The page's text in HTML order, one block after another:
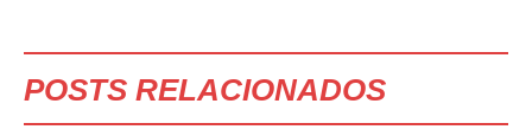
POSTS RELACIONADOS